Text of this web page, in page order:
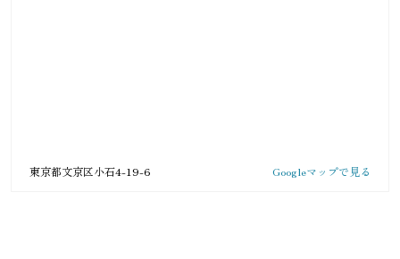
東京都文京区小石4-19-6 Googleマップで見る